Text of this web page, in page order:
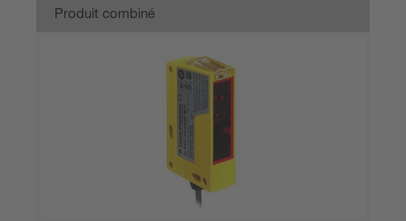
Produit combiné